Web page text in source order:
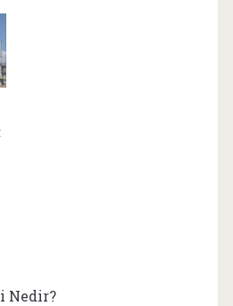
baktığımızda;
Nedir?